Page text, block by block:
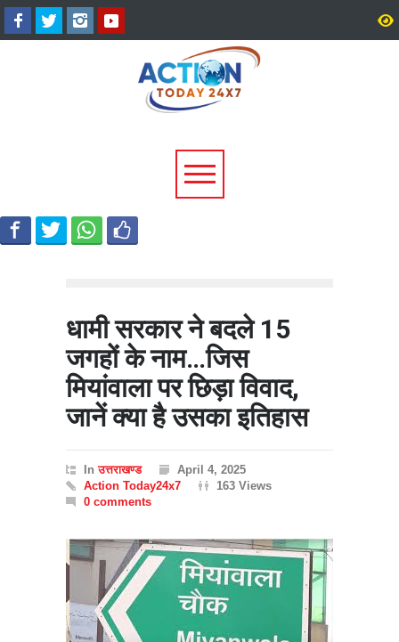
उत्तराखंड में बारिश का कहर:
यमुनोत्री और बदरीनाथ हाईवे पर
भूस्खलन, कई मार्ग बंद; श्रद्धालु और
धामी सरकार ने बदले 15
जगहों के नाम…जिस
मियांवाला पर छिड़ा विवाद,
जानें क्या है उसका इतिहास
Inउत्तराखण्ड
April 4, 2025
Action Today24x7
163 Views
0 comments